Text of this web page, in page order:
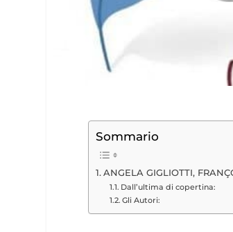
Sommario
ANGELA GIGLIOTTI,
Dall’ultima di copertina:
Gli Autori: